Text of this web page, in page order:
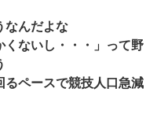
なんだよな
くないし・・・」って野
るペースで競技人口急減